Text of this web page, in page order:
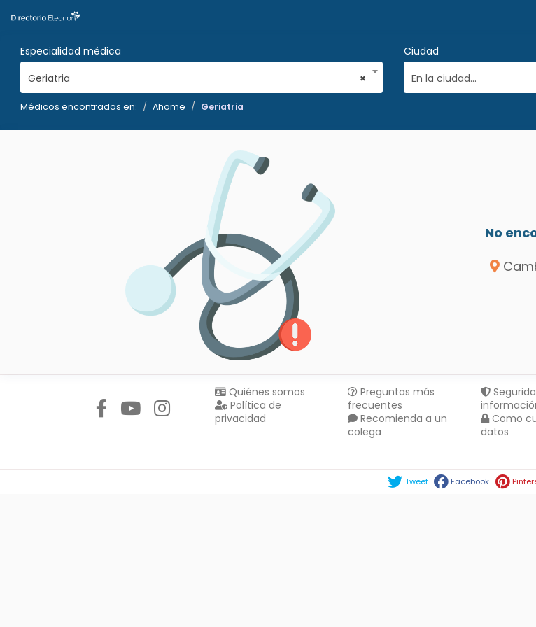
Especialidad médica
×
Geriatria
Ciudad
En la ciudad...
Médicos encontrados en: Ahome Geriatria
No
Quiénes somos
Política de
privacidad
Preguntas más
frecuentes
Recomienda a un
colega
Como
datos
Tweet Facebook